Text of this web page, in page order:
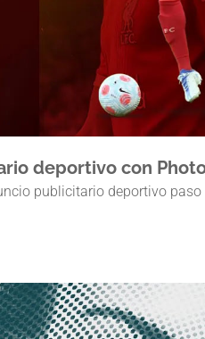
deportivo con
publicitario deportivo